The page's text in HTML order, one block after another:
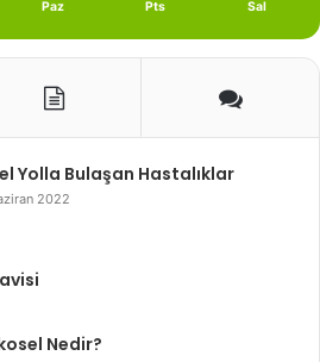
Paz Pts Sal
Yolla Bulaşan Hastalıklar
2022
Nedir?